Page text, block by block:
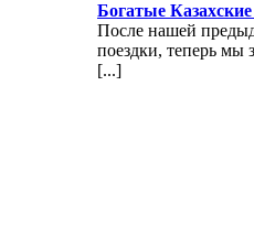
Богатые
После нашей
поездки, теперь мы
[...]